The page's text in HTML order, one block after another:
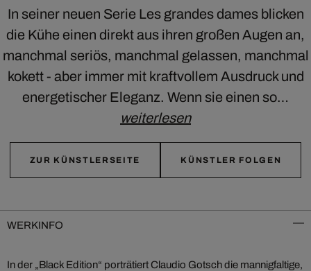
In seiner neuen Serie Les grandes dames blicken
die Kühe einen direkt aus ihren großen Augen an,
manchmal seriös, manchmal gelassen, manchmal
kokett - aber immer mit kraftvollem Ausdruck und
energetischer Eleganz. Wenn sie einen so…
weiterlesen
ZUR KÜNSTLERSEITE KÜNSTLER FOLGEN
WERKINFO
In der „Black Edition“ porträtiert Claudio Gotsch die mannigfaltige,